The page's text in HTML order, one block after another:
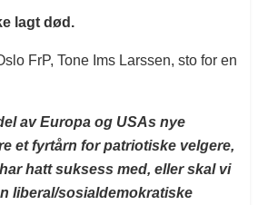
lagt død.
FrP, Tone Ims Larssen, sto for en
av Europa og USAs nye
et fyrtårn for patriotiske velgere,
hatt suksess med, eller skal vi
liberal/sosialdemokratiske